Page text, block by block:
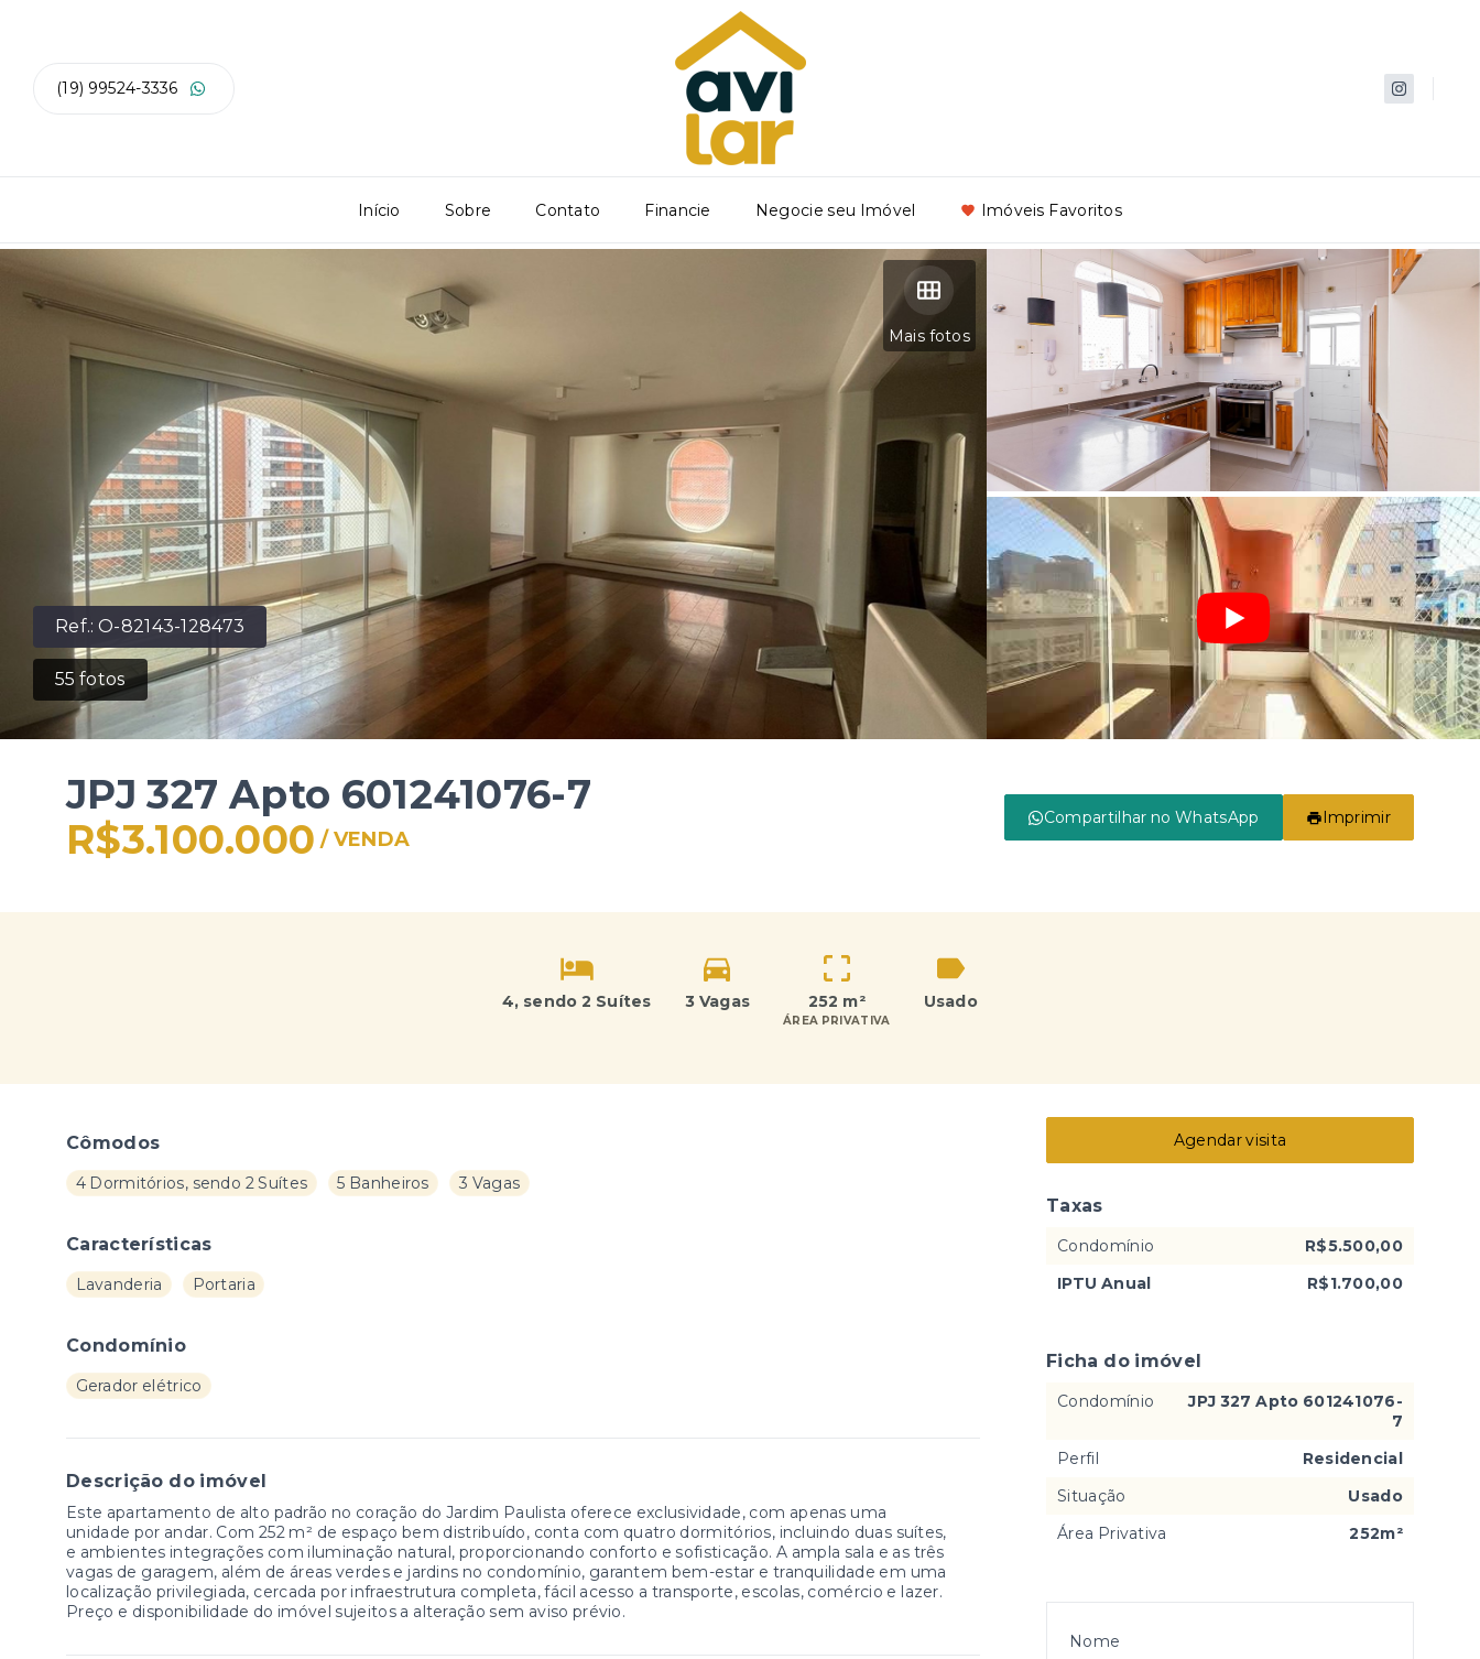
(19) 99524-3336
Início Sobre Contato Financie Negocie seu Imóvel Imóveis Favoritos
Ref.:O-82143-128473
55 fotos
Mais fotos
JPJ 327 Apto 601241076-7
R$3.100.000 /VENDA
Compartilhar no WhatsApp Imprimir
4, sendo 2 Suítes 3 Vagas 252 m²
ÁREA PRIVATIVA
Usado
Cômodos
4 Dormitórios, sendo 2 Suítes 5 Banheiros 3 Vagas
Características
Lavanderia Portaria
Condomínio
Gerador elétrico
Descrição do imóvel
Este apartamento de alto padrão no coração do Jardim Paulista oferece exclusividade, com apenas uma
unidade por andar. Com 252 m² de espaço bem distribuído, conta com quatro dormitórios, incluindo duas suítes,
e ambientes integrações com iluminação natural, proporcionando conforto e sofisticação. A ampla sala e as três
vagas de garagem, além de áreas verdes e jardins no condomínio, garantem bem-estar e tranquilidade em uma
localização privilegiada, cercada por infraestrutura completa, fácil acesso a transporte, escolas, comércio e lazer.
Preço e disponibilidade do imóvel sujeitos a alteração sem aviso prévio.
Agendar visita
Taxas
Condomínio
R$5.500,00
IPTU Anual
R$1.700,00
Ficha do imóvel
Condomínio
JPJ 327 Apto 601241076-
7
Perfil
Residencial
Situação
Usado
Área Privativa
252m²
Nome